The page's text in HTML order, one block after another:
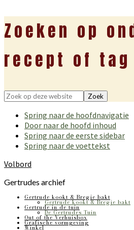
Zoeken op
recept of tag
Zoek
deze
website
Spring naar de hoofdnavigatie
Door naar de hoofd inhoud
Spring naar de eerste sidebar
Spring naar de voettekst
Volbord
Gertrudes archief
Gertrude kookt & Bregje bakt
Gertrude kookt & Bregje bakt
Gertrude in de tuin
De Gertrudes Tuin
Out of the Verhuisbox
Grafische vormgeving
Winkel